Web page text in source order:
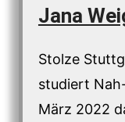
Jana
Stolze
studiert
März 2022